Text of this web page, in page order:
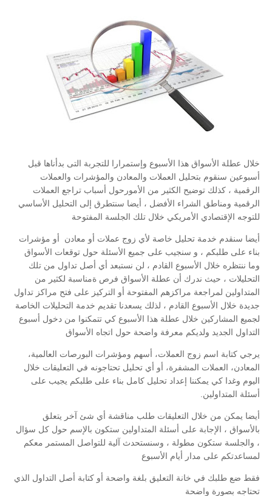
خلال عطلة الأسواق هذا الأسبوع وإستمرارا للتجربة التى بدأناها قبل
أسبوعين سنقوم بتحليل العملات والمعادن والمؤشرات والعملات
الرقمية ، كذلك توضيح الكثير من الأمورحول أسباب تراجع العملات
الرقمية ومناطق الشراء الأفضل ، أيضا سنتطرق إلى التحليل الأساسي
للتوجه الإقتصادي الأمريكي خلال تلك الجلسة المفتوحة
أيضا سنقدم خدمة تحليل خاصة لأي زوج عملات أو معادن أو مؤشرات
بناء على طلبكم ، و سنجيب على جميع الأسئلة حول توقعات الأسواق
وما ننتظره خلال الأسبوع القادم ، لن نستبعد أي أصل تداول من تلك
التحليلات ، حيث ندرك أن عطلة الأسواق فرص ةمناسبة لكثير من
المتداولين لمراجعة مراكزهم المفتوحة أو التركيز على فتح مراكز تداول
جديدة خلال الأسبوع القادم ، لذلك يسعدنا تقديم خدمة التحليلات الخاصة
لجميع المشاركين خلال عطلة هذا الأسبوع كي تتمكنوا من دخول أسبوع
التداول الجديد ولديكم معرفة واضحة حول اتجاه الأسواق
يرجي كتابة اسم زوج العملات، أسهم ومؤشرات البورصات العالمية،
المعادن، العملات المشفرة، أو أي تحليل تحتاجونه في التعليقات خلال
اليوم وغدا كي يمكننا إعداد تحليل كامل بناء على طلبكم يجيب على
أسئلة المتداولين.
أيضا يمكن من خلال التعليقات طلب مناقشة أي شئ آخر يتعلق
بالأسواق ، الإجابة على أسئلة المتداولين ستكون بالإسم حول كل سؤال
، والجلسة ستكون مطولة ، وسنستحدث آلية للتواصل المستمر معكم
لمساعدتكم على مدار أيام الأسبوع
فقط ضع طلبك في خانة التعليق بلغة واضحة أو كتابة أصل التداول الذي
تحتاجه بصورة واضحة